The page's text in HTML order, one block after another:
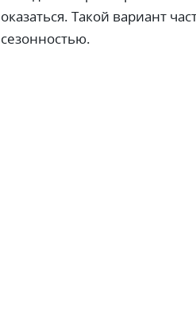
оказаться. Такой вариант
сезонностью.